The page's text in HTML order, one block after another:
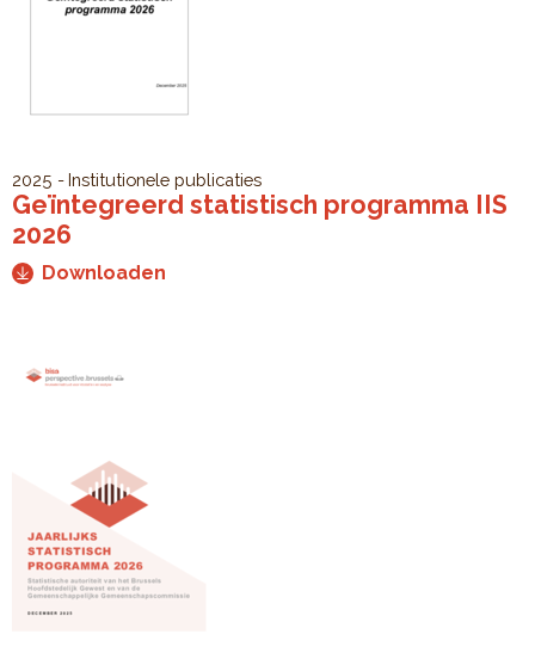
2025 Institutionele publicaties
Geïntegreerd statistisch programma IIS
2026
Downloaden